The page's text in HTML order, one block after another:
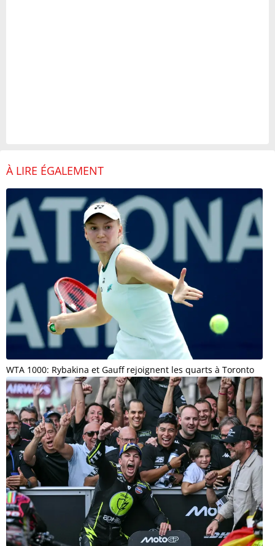
À LIRE ÉGALEMENT
WTA 1000: Rybakina et Gauff rejoignent les quarts à Toronto